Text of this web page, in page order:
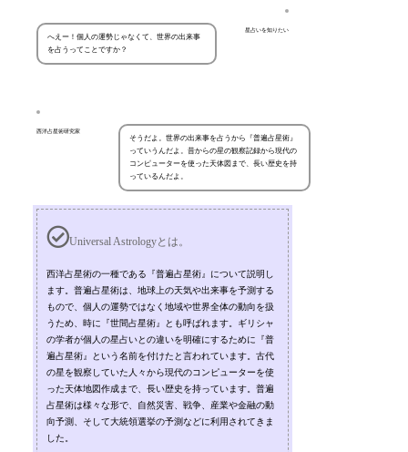
星占いを知りたい
へえー！個人の運勢じゃなくて、世界の出来事
を占うってことですか？
西洋占星術研究家
そうだよ。世界の出来事を占うから『普遍占星術』
っていうんだよ。昔からの星の観察記録から現代の
コンピューターを使った天体図まで、長い歴史を持
っているんだよ。
Universal Astrologyとは。
西洋占星術の一種である『普遍占星術』について説明し
ます。普遍占星術は、地球上の天気や出来事を予測する
もので、個人の運勢ではなく地域や世界全体の動向を扱
うため、時に『世間占星術』とも呼ばれます。ギリシャ
の学者が個人の星占いとの違いを明確にするために『普
遍占星術』という名前を付けたと言われています。古代
の星を観察していた人々から現代のコンピューターを使
った天体地図作成まで、長い歴史を持っています。普遍
占星術は様々な形で、自然災害、戦争、産業や金融の動
向予測、そして大統領選挙の予測などに利用されてきま
した。